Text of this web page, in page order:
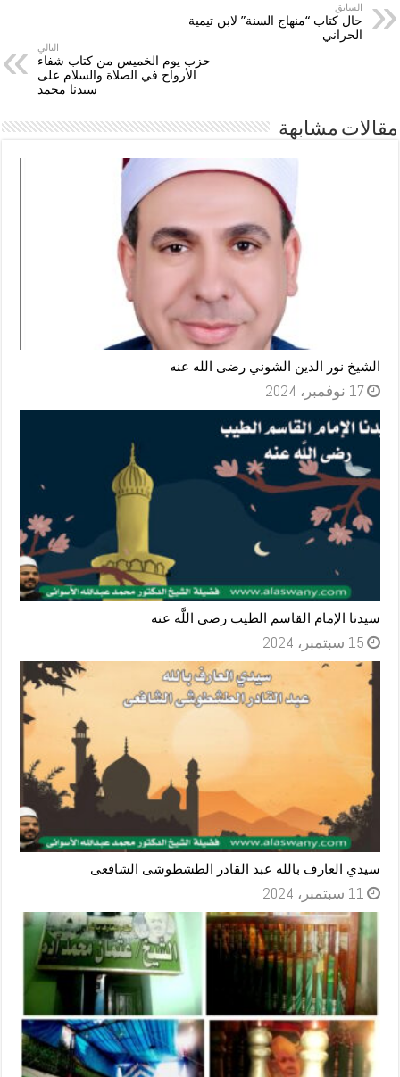
السابق
حال كتاب “منهاج السنة” لابن تيمية
الحراني
التالي
حزب يوم الخميس من كتاب شفاء
الأرواح في الصلاة والسلام على
سيدنا محمد
مقالات مشابهة
الشيخ نور الدين الشوني رضى الله عنه
17 نوفمبر، 2024
سيدنا الإمام القاسم الطيب رضى اللَّه عنه
15 سبتمبر، 2024
سيدي العارف بالله عبد القادر الطشطوشى الشافعى
11 سبتمبر، 2024